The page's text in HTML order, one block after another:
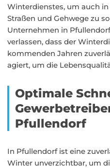
Winterdienstes, um auch
Straßen und Gehwege zu
Unternehmen in
verlassen, dass der
kommenden Jahren
agiert, um die
Optimale
Pfullendorf
In Pfullendorf ist eine
Winter unverzichtbar, um